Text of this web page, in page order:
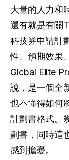
大量的人力和
還有就是有關
科技券申請計
性、預期效果
Global Eilte
說，是一個全
也不懂得如何
計劃書格式。
劃書，同時這
感到擔憂。